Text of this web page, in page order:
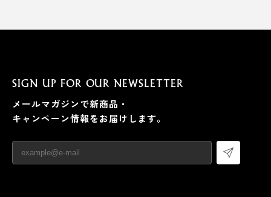
SIGN UP FOR OUR NEWSLETTER
メールマガジンで新商品・
キャンペーン情報をお届けします。